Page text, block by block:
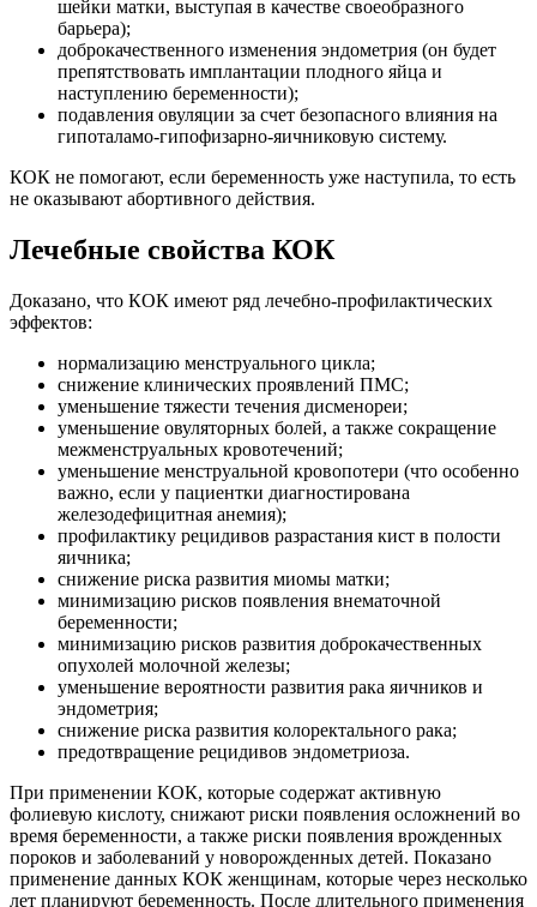
шейки матки, выступая в качестве своеобразного
барьера);
доброкачественного изменения эндометрия (он будет
препятствовать имплантации плодного яйца и
наступлению беременности);
подавления овуляции за счет безопасного влияния на
гипоталамо-гипофизарно-яичниковую систему.
КОК не помогают, если беременность уже наступила, то есть
не оказывают абортивного действия.
Лечебные свойства КОК
Доказано, что КОК имеют ряд лечебно-профилактических
эффектов:
нормализацию менструального цикла;
снижение клинических проявлений ПМС;
уменьшение тяжести течения дисменореи;
уменьшение овуляторных болей, а также сокращение
межменструальных кровотечений;
уменьшение менструальной кровопотери (что особенно
важно, если у пациентки диагностирована
железодефицитная анемия);
профилактику рецидивов разрастания кист в полости
яичника;
снижение риска развития миомы матки;
минимизацию рисков появления внематочной
беременности;
минимизацию рисков развития доброкачественных
опухолей молочной железы;
уменьшение вероятности развития рака яичников и
эндометрия;
снижение риска развития колоректального рака;
предотвращение рецидивов эндометриоза.
При применении КОК, которые содержат активную
фолиевую кислоту, снижают риски появления осложнений во
время беременности, а также риски появления врожденных
пороков и заболеваний у новорожденных детей. Показано
применение данных КОК женщинам, которые через несколько
лет планируют беременность. После длительного применения